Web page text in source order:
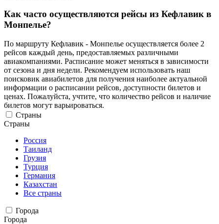
Как часто осуществляются рейсы из Кефлавик в
Монпелье?
По маршруту Кефлавик - Монпелье осуществляется более 2
рейсов каждый день, предоставляемых различными
авиакомпаниями. Расписание может меняться в зависимости
от сезона и дня недели. Рекомендуем использовать наш
поисковик авиабилетов для получения наиболее актуальной
информации о расписании рейсов, доступности билетов и
ценах. Пожалуйста, учтите, что количество рейсов и наличие
билетов могут варьироваться.
Страны
Страны
Россия
Таиланд
Грузия
Турция
Германия
Казахстан
Все страны
Города
Города